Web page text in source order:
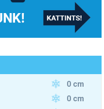
0 cm
0 cm